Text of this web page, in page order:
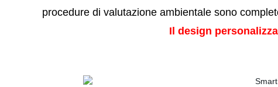
procedure di valutazione ambientale sono
Il design